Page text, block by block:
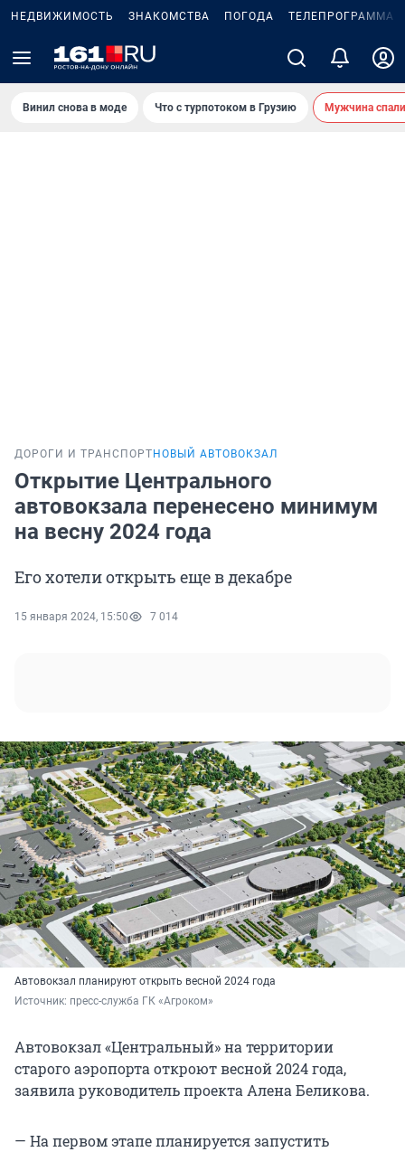
НЕДВИЖИМОСТЬ ЗНАКОМСТВА ПОГОДА ТЕЛЕПРОГРАММА
Винил снова в моде Что с турпотоком в Грузию Мужчина
ДОРОГИ И ТРАНСПОРТ НОВЫЙ АВТОВОКЗАЛ
Открытие Центрального
автовокзала перенесено минимум
на весну 2024 года
Его хотели открыть еще в декабре
15 января 2024, 15:50 7 014
Автовокзал планируют открыть весной 2024 года
Источник: пресс-служба ГК «Агроком»
Автовокзал «Центральный» на территории
старого аэропорта откроют весной 2024 года,
заявила руководитель проекта Алена Беликова.
— На первом этапе планируется запустить